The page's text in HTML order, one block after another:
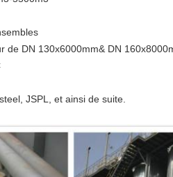
de DN 130x6000mm& DN
JSPL, et ainsi de suite.